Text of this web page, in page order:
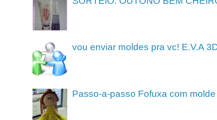
vou enviar moldes pra vc! E.V.A
Passo-a-passo Fofuxa com molde